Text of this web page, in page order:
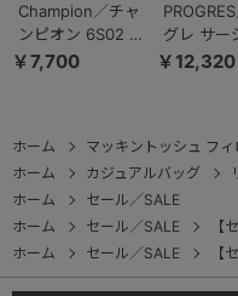
Champion／チャ
ンピオン 6S02 リ
ュックサック B4
￥7,700
グレ サー
ュックサッ
￥12,320
ホーム マッキントッシュ フ
ホーム
カジュアルバッグ
ホーム
セール／SALE
ホーム
セール／SALE
【
ホーム
セール／SALE 【